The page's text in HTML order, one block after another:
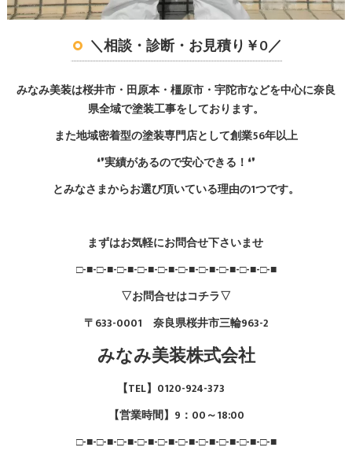
＼相談・診断・お見積り￥0／
みなみ美装は桜井市・田原本・橿原市・宇陀市などを中心に奈良
県全域で塗装工事をしております。
また地域密着型の塗装専門店として創業56年以上
❛❜実績があるので安心できる！❛❜
とみなさまからお選び頂いている理由の1つです。
まずはお気軽にお問合せ下さいませ
□-■-□-■-□-■-□-■-□-■-□-■-□-■-□-■-□-■-□-■
▽お問合せはコチラ▽
〒633-0001 奈良県桜井市三輪963-2
みなみ美装株式会社
【TEL】0120-924-373
【営業時間】9：00～18:00
□-■-□-■-□-■-□-■-□-■-□-■-□-■-□-■-□-■-□-■